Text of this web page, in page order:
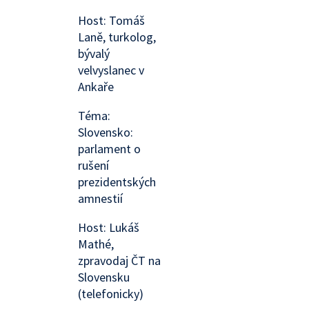
Host: Tomáš
Laně, turkolog,
bývalý
velvyslanec v
Ankaře
Téma:
Slovensko:
parlament o
rušení
prezidentských
amnestií
Host: Lukáš
Mathé,
zpravodaj ČT na
Slovensku
(telefonicky)